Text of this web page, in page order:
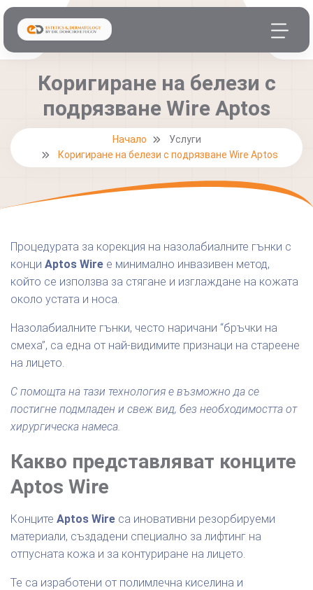
Коригиране на белези с
подрязване Wire Aptos
Начало
Услуги
Коригиране на белези с подрязване Wire Aptos
Процедурата за корекция на назолабиалните гънки с
конци Aptos Wire е минимално инвазивен метод,
който се използва за стягане и изглаждане на кожата
около устата и носа.
Назолабиалните гънки, често наричани “бръчки на
смеха”, са една от най-видимите признаци на стареене
на лицето.
С помощта на тази технология е възможно да се
постигне подмладен и свеж вид, без необходимостта от
хирургическа намеса.
Какво представляват конците
Aptos Wire
Конците Aptos Wire са иновативни резорбируеми
материали, създадени специално за лифтинг на
отпусната кожа и за контуриране на лицето.
Те са изработени от полимлечна киселина и